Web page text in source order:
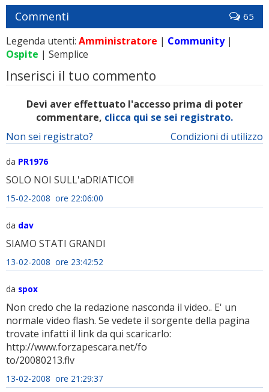
Commenti 65
Legenda utenti: Amministratore | Community|
Ospite | Semplice
Inserisci il tuo commento
Devi aver effettuato l'accesso prima di poter
commentare, clicca qui se sei registrato.
Condizioni di utilizzo
Non sei registrato?
da PR1976
SOLO NOI SULL'aDRIATICO!!
15-02-2008 ore 22:06:00
da dav
SIAMO STATI GRANDI
13-02-2008 ore 23:42:52
da spox
Non credo che la redazione nasconda il video.. E' un
normale video flash. Se vedete il sorgente della pagina
trovate infatti il link da qui scaricarlo:
http://www.forzapescara.net/fo
to/20080213.flv
13-02-2008 ore 21:29:37